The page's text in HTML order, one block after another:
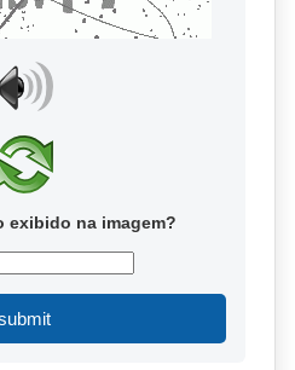
exibido na imagem?